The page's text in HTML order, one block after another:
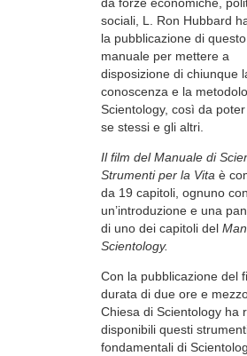
sociali, L. Ron Hubbard
la pubblicazione di questo
manuale per mettere a
disposizione di chiunque
conoscenza e la
Scientology, così da
se stessi e gli altri.
Il film del Manuale di
Strumenti per la Vita è
da 19 capitoli, ognuno con
un’introduzione e una
di uno dei capitoli del
Scientology.
Con la pubblicazione del
durata di due ore e
Chiesa di Scientology ha
disponibili questi
fondamentali di